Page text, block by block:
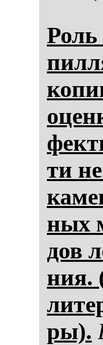
ти
ных
дов
ния.
ры).